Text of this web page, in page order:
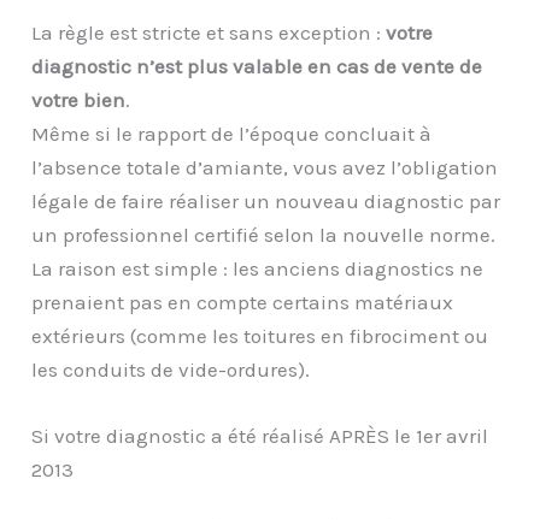
La règle est stricte et sans exception :votre
diagnostic n’est plus valable en cas de vente de
votre bien.
Même si le rapport de l’époque concluait à
l’absence totale d’amiante, vous avez l’obligation
légale de faire réaliser un nouveau diagnostic par
un professionnel certifié selon la nouvelle norme.
La raison est simple : les anciens diagnostics ne
prenaient pas en compte certains matériaux
extérieurs (comme les toitures en fibrociment ou
les conduits de vide-ordures).
Si votre diagnostic a été réalisé APRÈS le 1er avril
2013